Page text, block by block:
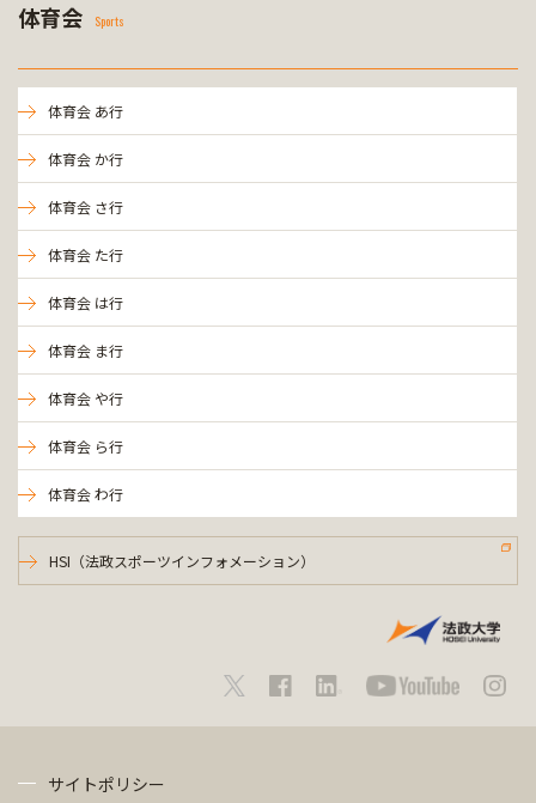
体育会 Sports
体育会 あ行
体育会 か行
体育会 さ行
体育会 た行
体育会 は行
体育会 ま行
体育会 や行
体育会 ら行
体育会 わ行
HSI（法政スポーツインフォメーション）
サイトポリシー